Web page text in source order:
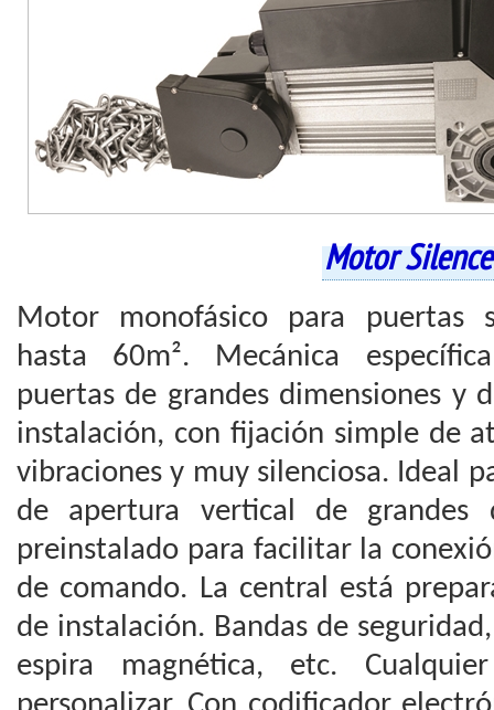
Motor Silence
Motor monofásico para puertas
hasta 60m². Mecánica
puertas de grandes dimensiones y
instalación, con fijación simple de
vibraciones y muy silenciosa. Ideal
de apertura vertical de grandes
preinstalado para facilitar la
de comando. La central está
de instalación. Bandas de
espira magnética, etc.